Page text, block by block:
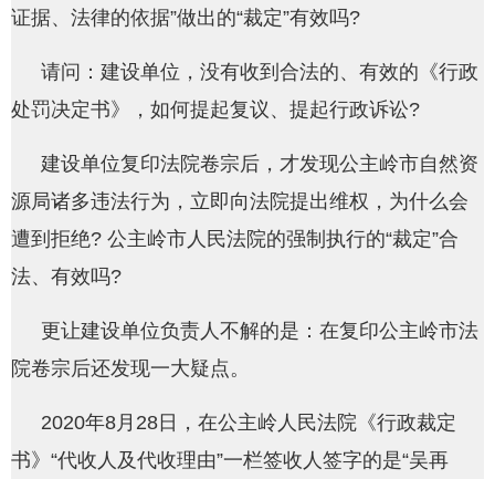
证据、法律的依据”做出的“裁定”有效吗?
请问：建设单位，没有收到合法的、有效的《行政
处罚决定书》，如何提起复议、提起行政诉讼?
建设单位复印法院卷宗后，才发现公主岭市自然资
源局诸多违法行为，立即向法院提出维权，为什么会
遭到拒绝? 公主岭市人民法院的强制执行的“裁定”合
法、有效吗?
更让建设单位负责人不解的是：在复印公主岭市法
院卷宗后还发现一大疑点。
2020年8月28日，在公主岭人民法院《行政裁定
书》“代收人及代收理由”一栏签收人签字的是“吴再